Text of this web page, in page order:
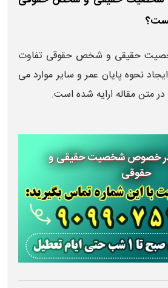
حقیقی و شخص حقوقی تفاوت
نحوه پایان عمر و سایر موارد می
متن مقاله ارایه شده است.
در خصوص شخصیت حقیقی و
حقوقی